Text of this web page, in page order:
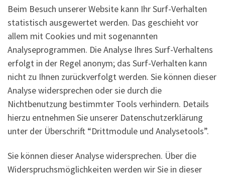
Beim Besuch unserer Website kann Ihr Surf-Verhalten
statistisch ausgewertet werden. Das geschieht vor
allem mit Cookies und mit sogenannten
Analyseprogrammen. Die Analyse Ihres Surf-Verhaltens
erfolgt in der Regel anonym; das Surf-Verhalten kann
nicht zu Ihnen zurückverfolgt werden. Sie können dieser
Analyse widersprechen oder sie durch die
Nichtbenutzung bestimmter Tools verhindern. Details
hierzu entnehmen Sie unserer Datenschutzerklärung
unter der Überschrift “Drittmodule und Analysetools”.
Sie können dieser Analyse widersprechen. Über die
Widerspruchsmöglichkeiten werden wir Sie in dieser